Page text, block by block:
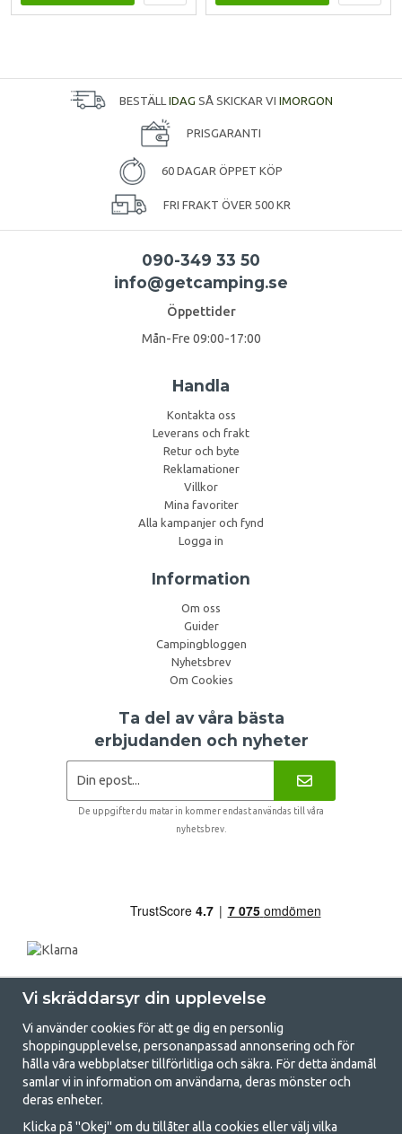
BESTÄLL IDAG SÅ SKICKAR VI IMORGON
PRISGARANTI
60 DAGAR ÖPPET KÖP
FRI FRAKT ÖVER 500 KR
090-349 33 50
info@getcamping.se
Öppettider
Mån-Fre 09:00-17:00
Handla
Kontakta oss
Leverans och frakt
Retur och byte
Reklamationer
Villkor
Mina favoriter
Alla kampanjer och fynd
Logga in
Information
Om oss
Guider
Campingbloggen
Nyhetsbrev
Om Cookies
Ta del av våra bästa
erbjudanden och nyheter
De uppgifter du matar in kommer endast användas till våra
nyhetsbrev.
GetCamping.se - Din butik för camping
och uteliv
Vi skräddarsyr din upplevelse
Vi använder cookies för att ge dig en personlig
shoppingupplevelse, personanpassad annonsering och för
hålla våra webbplatser tillförlitliga och säkra. För detta ändamål
samlar vi in information om användarna, deras mönster och
deras enheter.
Klicka på "Okej" om du tillåter alla cookies eller välj vilka